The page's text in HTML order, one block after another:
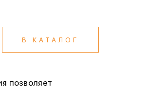
В КАТАЛОГ
позволяет